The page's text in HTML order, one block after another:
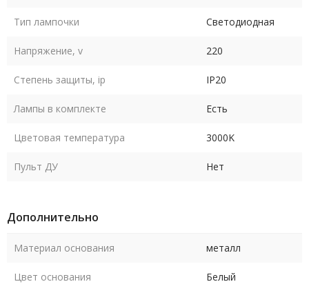
Тип лампочки Светодиодная
Напряжение, v 220
Степень защиты, ip IP20
Лампы в комплекте Есть
Цветовая температура 3000K
Пульт ДУ Нет
Дополнительно
Материал основания металл
Цвет основания Белый